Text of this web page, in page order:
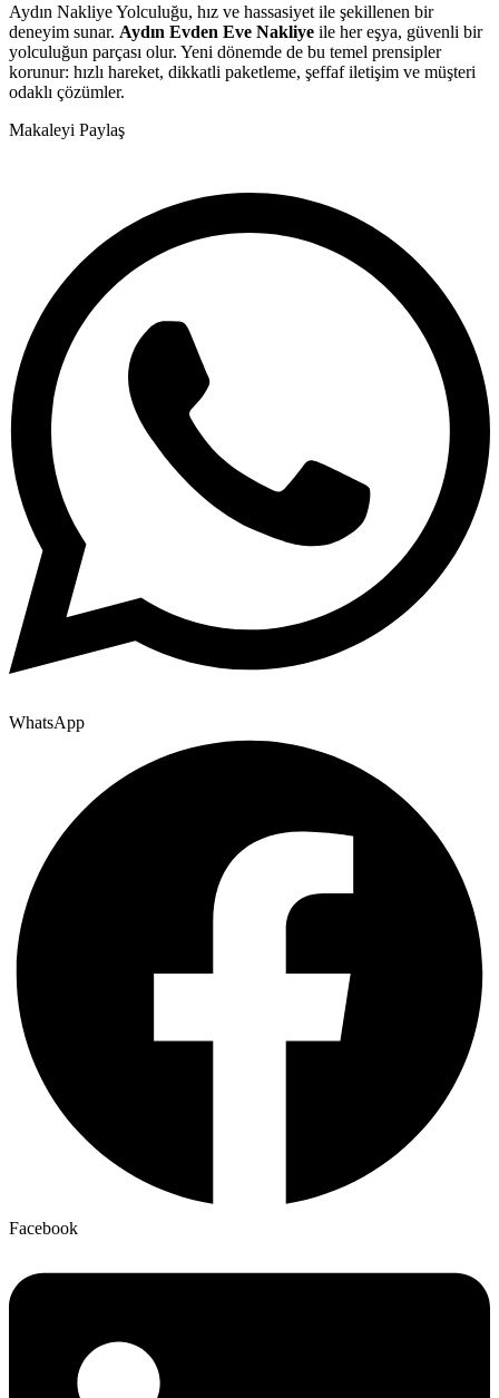
Aydın Nakliye Yolculuğu, hız ve hassasiyet ile şekillenen bir
deneyim sunar. Aydın Evden Eve Nakliye ile her eşya, güvenli bir
yolculuğun parçası olur. Yeni dönemde de bu temel prensipler
korunur: hızlı hareket, dikkatli paketleme, şeffaf iletişim ve müşteri
odaklı çözümler.
Makaleyi Paylaş
WhatsApp
Facebook